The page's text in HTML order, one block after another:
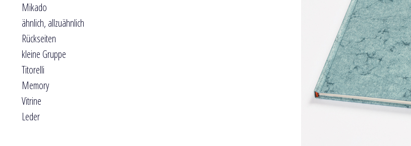
Mikado
ähnlich, allzuähnlich
Rückseiten
kleine Gruppe
Titorelli
Memory
Vitrine
Leder